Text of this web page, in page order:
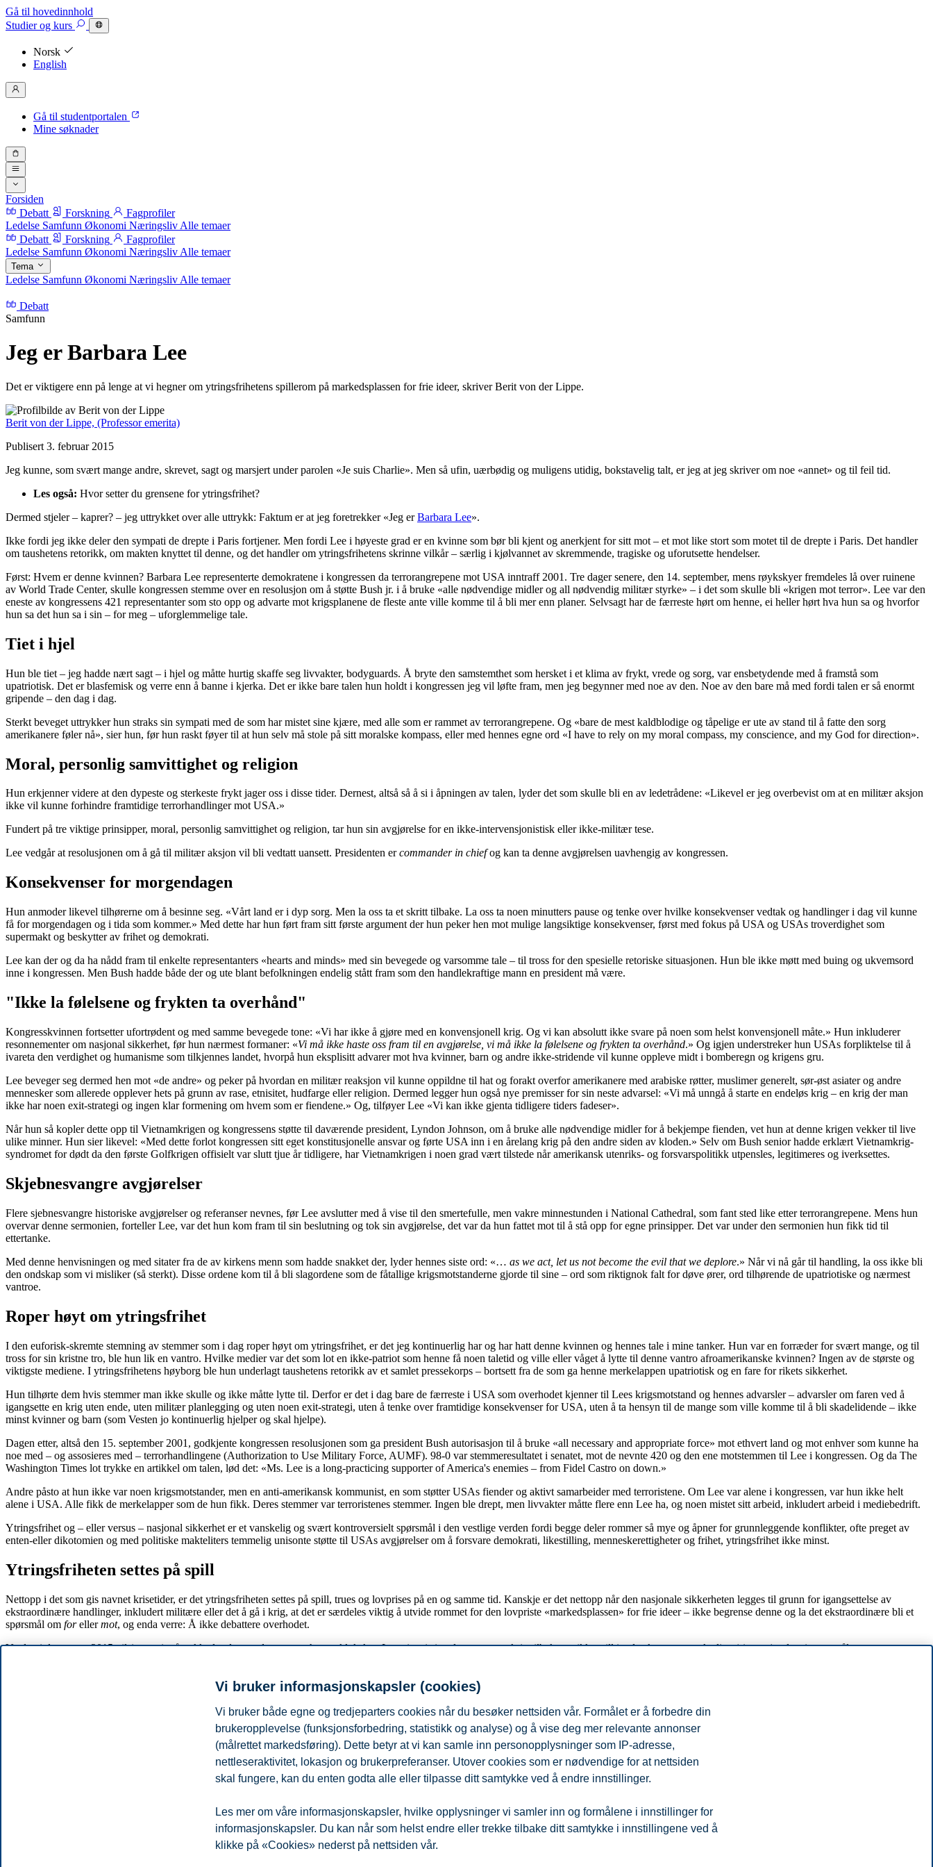
Gå til hovedinnhold
Studierog kurs
Norsk
English
Gå til studentportalen
Mine søknader
Forsiden
Debatt
Forskning
Fagprofiler
Ledelse Samfunn Økonomi Næringsliv Alle temaer
Debatt
Forskning
Fagprofiler
Ledelse Samfunn Økonomi Næringsliv Alle temaer
Tema
Ledelse Samfunn Økonomi Næringsliv Alle temaer
Debatt
Samfunn
Jeg er Barbara Lee
Det er viktigere enn på lenge at vi hegner om ytringsfrihetens spillerom på markedsplassen for frie ideer, skriver Berit von der Lippe.
Berit von der Lippe, (Professor emerita)
Publisert 3. februar 2015
Jeg kunne, som svært mange andre, skrevet, sagt og marsjert under parolen «Je suis Charlie». Men så ufin, uærbødig og muligens utidig, bokstavelig talt, er jeg at jeg skriver om noe «annet» og til feil tid.
Les også: Hvor setter du grensene for ytringsfrihet?
Dermed stjeler – kaprer? – jeg uttrykket over alle uttrykk: Faktum er at jeg foretrekker «Jeg erBarbara Lee».
Ikke fordi jeg ikke deler den sympati de drepte i Paris fortjener. Men fordi Lee i høyeste grad er en kvinne som bør bli kjent og anerkjent for sitt mot – et mot like stort som motet til de drepte i Paris. Det handler
om taushetens retorikk, om makten knyttet til denne, og det handler om ytringsfrihetens skrinne vilkår – særlig i kjølvannet av skremmende, tragiske og uforutsette hendelser.
Først: Hvem er denne kvinnen? Barbara Lee representerte demokratene i kongressen da terrorangrepene mot USA inntraff 2001. Tre dager senere, den 14. september, mens røykskyer fremdeles lå over ruinene
av World Trade Center, skulle kongressen stemme over en resolusjon om å støtte Bush jr. i å bruke «alle nødvendige midler og all nødvendig militær styrke» – i det som skulle bli «krigen mot terror». Lee var den
eneste av kongressens 421 representanter som sto opp og advarte mot krigsplanene de fleste ante ville komme til å bli mer enn planer. Selvsagt har de færreste hørt om henne, ei heller hørt hva hun sa og hvorfor
hun sa det hun sa i sin – for meg – uforglemmelige tale.
Tiet i hjel
Hun ble tiet – jeg hadde nært sagt – i hjel og måtte hurtig skaffe seg livvakter, bodyguards. Å bryte den samstemthet som hersket i et klima av frykt, vrede og sorg, var ensbetydende med å framstå som
upatriotisk. Det er blasfemisk og verre enn å banne i kjerka. Det er ikke bare talen hun holdt i kongressen jeg vil løfte fram, men jeg begynner med noe av den. Noe av den bare må med fordi talen er så enormt
gripende – den dag i dag.
Sterkt beveget uttrykker hun straks sin sympati med de som har mistet sine kjære, med alle som er rammet av terrorangrepene. Og «bare de mest kaldblodige og tåpelige er ute av stand til å fatte den sorg
amerikanere føler nå», sier hun, før hun raskt føyer til at hun selv må stole på sitt moralske kompass, eller med hennes egne ord «I have to rely on my moral compass, my conscience, and my God for direction».
Moral, personlig samvittighet og religion
Hun erkjenner videre at den dypeste og sterkeste frykt jager oss i disse tider. Dernest, altså så å si i åpningen av talen, lyder det som skulle bli en av ledetrådene: «Likevel er jeg overbevist om at en militær aksjon
ikke vil kunne forhindre framtidige terrorhandlinger mot USA.»
Fundert på tre viktige prinsipper, moral, personlig samvittighet og religion, tar hun sin avgjørelse for en ikke-intervensjonistisk eller ikke-militær tese.
Lee vedgår at resolusjonen om å gå til militær aksjon vil bli vedtatt uansett. Presidenten ercommander in chiefog kan ta denne avgjørelsen uavhengig av kongressen.
Konsekvenser for morgendagen
Hun anmoder likevel tilhørerne om å besinne seg. «Vårt land er i dyp sorg. Men la oss ta et skritt tilbake. La oss ta noen minutters pause og tenke over hvilke konsekvenser vedtak og handlinger i dag vil kunne
få for morgendagen og i tida som kommer.» Med dette har hun ført fram sitt første argument der hun peker hen mot mulige langsiktige konsekvenser, først med fokus på USA og USAs troverdighet som
supermakt og beskytter av frihet og demokrati.
Lee kan der og da ha nådd fram til enkelte representanters «hearts and minds» med sin bevegede og varsomme tale – til tross for den spesielle retoriske situasjonen. Hun ble ikke møtt med buing og ukvemsord
inne i kongressen. Men Bush hadde både der og ute blant befolkningen endelig stått fram som den handlekraftige mann en president må være.
"Ikke la følelsene og frykten ta overhånd"
Kongresskvinnen fortsetter ufortrødent og med samme bevegede tone: «Vi har ikke å gjøre med en konvensjonell krig. Og vi kan absolutt ikke svare på noen som helst konvensjonell måte.» Hun inkluderer
resonnementer om nasjonal sikkerhet, før hun nærmest formaner: «Vi må ikke haste oss fram til en avgjørelse, vi må ikke la følelsene og frykten ta overhånd.» Og igjen understreker hun USAs forpliktelse til å
ivareta den verdighet og humanisme som tilkjennes landet, hvorpå hun eksplisitt advarer mot hva kvinner, barn og andre ikke-stridende vil kunne oppleve midt i bomberegn og krigens gru.
Lee beveger seg dermed hen mot «de andre» og peker på hvordan en militær reaksjon vil kunne oppildne til hat og forakt overfor amerikanere med arabiske røtter, muslimer generelt, sør-øst asiater og andre
mennesker som allerede opplever hets på grunn av rase, etnisitet, hudfarge eller religion. Dermed legger hun også nye premisser for sin neste advarsel: «Vi må unngå å starte en endeløs krig – en krig der man
ikke har noen exit-strategi og ingen klar formening om hvem som er fiendene.» Og, tilføyer Lee «Vi kan ikke gjenta tidligere tiders fadeser».
Når hun så kopler dette opp til Vietnamkrigen og kongressens støtte til daværende president, Lyndon Johnson, om å bruke alle nødvendige midler for å bekjempe fienden, vet hun at denne krigen vekker til live
ulike minner. Hun sier likevel: «Med dette forlot kongressen sitt eget konstitusjonelle ansvar og førte USA inn i en årelang krig på den andre siden av kloden.» Selv om Bush senior hadde erklært Vietnamkrig-
syndromet for dødt da den første Golfkrigen offisielt var slutt tjue år tidligere, har Vietnamkrigen i noen grad vært tilstede når amerikansk utenriks- og forsvarspolitikk utpensles, legitimeres og iverksettes.
Skjebnesvangre avgjørelser
Flere sjebnesvangre historiske avgjørelser og referanser nevnes, før Lee avslutter med å vise til den smertefulle, men vakre minnestunden i National Cathedral, som fant sted like etter terrorangrepene. Mens hun
overvar denne sermonien, forteller Lee, var det hun kom fram til sin beslutning og tok sin avgjørelse, det var da hun fattet mot til å stå opp for egne prinsipper. Det var under den sermonien hun fikk tid til
ettertanke.
Med denne henvisningen og med sitater fra de av kirkens menn som hadde snakket der, lyder hennes siste ord: «… as we act, let us not become the evil that we deplore.» Når vi nå går til handling, la oss ikke bli
den ondskap som vi misliker (så sterkt). Disse ordene kom til å bli slagordene som de fåtallige krigsmotstanderne gjorde til sine – ord som riktignok falt for døve ører, ord tilhørende de upatriotiske og nærmest
vantroe.
Roper høyt om ytringsfrihet
I den euforisk-skremte stemning av stemmer som i dag roper høyt om ytringsfrihet, er det jeg kontinuerlig har og har hatt denne kvinnen og hennes tale i mine tanker. Hun var en forræder for svært mange, og til
tross for sin kristne tro, ble hun lik en vantro. Hvilke medier var det som lot en ikke-patriot som henne få noen taletid og ville eller våget å lytte til denne vantro afroamerikanske kvinnen? Ingen av de største og
viktigste mediene. I ytringsfrihetens høyborg ble hun underlagt taushetens retorikk av et samlet pressekorps – bortsett fra de som ga henne merkelappen upatriotisk og en fare for rikets sikkerhet.
Hun tilhørte dem hvis stemmer man ikke skulle og ikke måtte lytte til. Derfor er det i dag bare de færreste i USA som overhodet kjenner til Lees krigsmotstand og hennes advarsler – advarsler om faren ved å
igangsette en krig uten ende, uten militær planlegging og uten noen exit-strategi, uten å tenke over framtidige konsekvenser for USA, uten å ta hensyn til de mange som ville komme til å bli skadelidende – ikke
minst kvinner og barn (som Vesten jo kontinuerlig hjelper og skal hjelpe).
Dagen etter, altså den 15. september 2001, godkjente kongressen resolusjonen som ga president Bush autorisasjon til å bruke «all necessary and appropriate force» mot ethvert land og mot enhver som kunne ha
noe med – og assosieres med – terrorhandlingene (Authorization to Use Military Force, AUMF). 98-0 var stemmeresultatet i senatet, mot de nevnte 420 og den ene motstemmen til Lee i kongressen. Og da The
Washington Times lot trykke en artikkel om talen, lød det: «Ms. Lee is a long-practicing supporter of America's enemies – from Fidel Castro on down.»
Andre påsto at hun ikke var noen krigsmotstander, men en anti-amerikansk kommunist, en som støtter USAs fiender og aktivt samarbeider med terroristene. Om Lee var alene i kongressen, var hun ikke helt
alene i USA. Alle fikk de merkelapper som de hun fikk. Deres stemmer var terroristenes stemmer. Ingen ble drept, men livvakter måtte flere enn Lee ha, og noen mistet sitt arbeid, inkludert arbeid i mediebedrift.
Ytringsfrihet og – eller versus – nasjonal sikkerhet er et vanskelig og svært kontroversielt spørsmål i den vestlige verden fordi begge deler rommer så mye og åpner for grunnleggende konflikter, ofte preget av
enten-eller dikotomien og med politiske makteliters temmelig unisonte støtte til USAs avgjørelser om å forsvare demokrati, likestilling, menneskerettigheter og frihet, ytringsfrihet ikke minst.
Ytringsfriheten settes på spill
Nettopp i det som gis navnet krisetider, er det ytringsfriheten settes på spill, trues og lovprises på en og samme tid. Kanskje er det nettopp når den nasjonale sikkerheten legges til grunn for igangsettelse av
ekstraordinære handlinger, inkludert militære eller det å gå i krig, at det er særdeles viktig å utvide rommet for den lovpriste «markedsplassen» for frie ideer – ikke begrense denne og la det ekstraordinære bli et
spørsmål om forellermot, og enda verre: Å ikke debattere overhodet.
Verden i dag, anno 2015, tilsier at vi må trekke lærdom at den varsomhet og klokskap Lee viser i sin tale – ta noen skritt tilbake og ikke stilltiende aksepterer makteliten(e)s avgjørelser i spørsmål om
Jeg gjør det igjen og gjør det med parafrasering av Lees avsluttende ord fra talen – talen som aldri slipper taket i meg:
oss for all del ikke gi næring til den ondskap vi misliker og forakter. Det er viktigere enn på lenge at vi hegner om ytringsfrihetens spillerom på markedsplassen for frie ideer – den frihet som får de fleste til å si
«Je suis Charlie», og som får meg til å si «Jeg er Barbara Lee».
Artikkelen er publisert som essay i morgenbladet.no 30. januar 2015. Foto:Barbara Lee, Official Photo, via Wikimedia Commons.
Vi bruker informasjonskapsler (cookies)
Vi bruker både egne og tredjeparters cookies når du besøker nettsiden vår. Formålet er å forbedre din
brukeropplevelse (funksjonsforbedring, statistikk og analyse) og å vise deg mer relevante annonser
(målrettet markedsføring). Dette betyr at vi kan samle inn personopplysninger som IP-adresse,
nettleseraktivitet, lokasjon og brukerpreferanser. Utover cookies som er nødvendige for at nettsiden
skal fungere, kan du enten godta alle eller tilpasse ditt samtykke ved å endre innstillinger.
Les mer om våre informasjonskapsler, hvilke opplysninger vi samler inn og formålene i innstillinger for
informasjonskapsler. Du kan når som helst endre eller trekke tilbake ditt samtykke i innstillingene ved å
klikke på «Cookies» nederst på nettsiden vår.